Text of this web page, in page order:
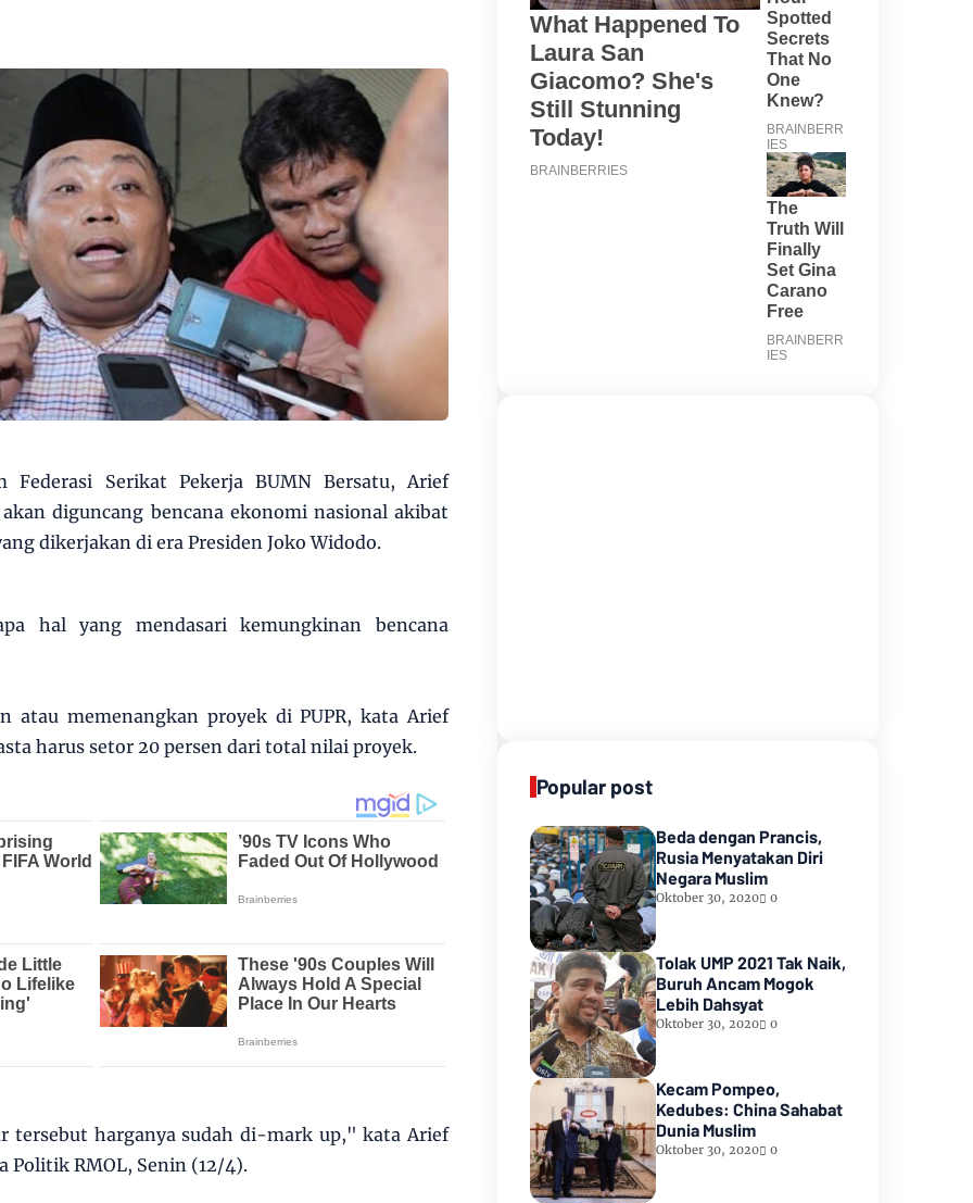
Serikat Pekerja BUMN Bersatu, Arief
diguncang bencana ekonomi nasional akibat
dikerjakan di era Presiden Joko Widodo.
hal yang mendasari kemungkinan bencana
atau memenangkan proyek di PUPR, kata Arief
harus setor 20 persen dari total nilai proyek.
tersebut harganya sudah di-mark up," kata Arief
Politik RMOL, Senin (12/4).
Popular post
Beda dengan Prancis,
Rusia Menyatakan Diri
Negara Muslim
Oktober 30, 2020 0
Tolak UMP 2021 Tak Naik,
Buruh Ancam Mogok
Lebih Dahsyat
Oktober 30, 2020 0
Kecam Pompeo,
Kedubes: China Sahabat
Dunia Muslim
Oktober 30, 2020 0